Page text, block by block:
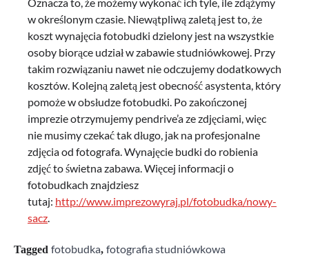
w określonym czasie. Niewątpliwą zaletą jest to, że
koszt wynajęcia fotobudki dzielony jest na wszystkie
osoby biorące udział w zabawie studniówkowej. Przy
takim rozwiązaniu nawet nie odczujemy dodatkowych
kosztów. Kolejną zaletą jest obecność asystenta, który
pomoże w obsłudze fotobudki. Po zakończonej
imprezie otrzymujemy pendrive’a ze zdjęciami, więc
nie musimy czekać tak długo, jak na profesjonalne
zdjęcia od fotografa. Wynajęcie budki do robienia
zdjęć to świetna zabawa. Więcej informacji o
fotobudkach znajdziesz
tutaj: http://www.imprezowyraj.pl/fotobudka/nowy-
sacz.
Tagged fotobudka, fotografia studniówkowa